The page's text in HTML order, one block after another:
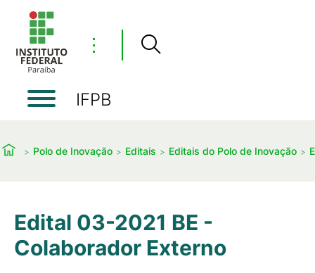
⋮
IFPB
Polo de Inovação Editais Editais do Polo de Inovação
Edital 03-2021 BE -
Colaborador Externo